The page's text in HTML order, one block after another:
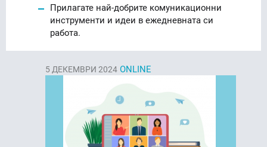
Прилагате най-добрите комуникационни
инструменти и идеи в ежедневната си
работа.
5 ДЕКЕМВРИ 2024 ONLINE